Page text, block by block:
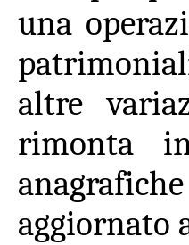
una
altre
rimonta
aggiornato